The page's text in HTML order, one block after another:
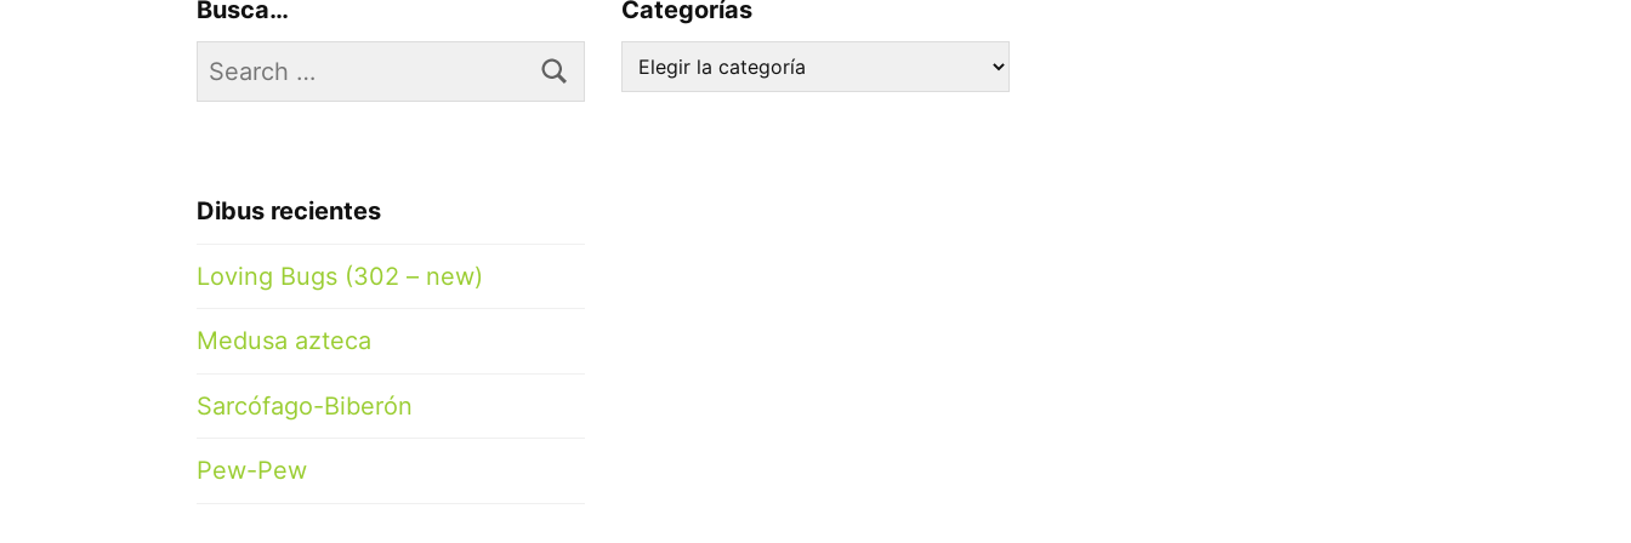
Busca…
Search
for:
Dibus recientes
Loving Bugs (302 – new)
Medusa azteca
Sarcófago-Biberón
Pew-Pew
Categorías
Categorías